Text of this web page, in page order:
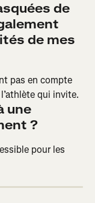
de
de mes
pas en compte
qui invite.
une
?
pour les